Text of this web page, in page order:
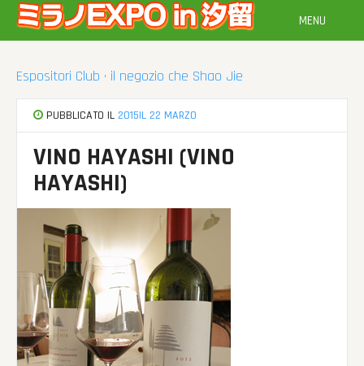
contenuto
MENU
Espositori Club · il negozio che Shao Jie
PUBBLICATO IL 2015IL 22 MARZO
VINO HAYASHI (VINO
HAYASHI)